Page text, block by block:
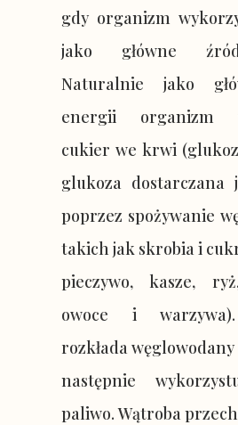
gdy organizm
jako główne
Naturalnie jako
energii organizm
cukier we krwi
glukoza dostarczana
poprzez spożywanie
takich jak skrobia i
pieczywo, kasze,
owoce i
rozkłada
następnie
paliwo. Wątroba